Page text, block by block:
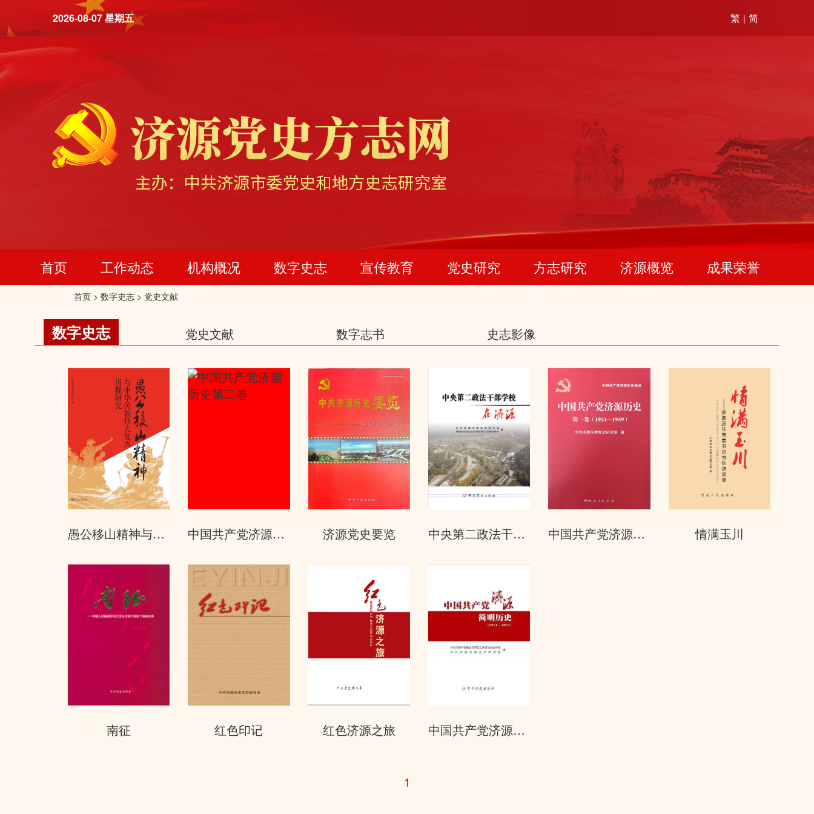
2026-08-07 星期五 繁 | 简
首页 工作动态 机构概况 数字史志 宣传教育 党史研究 方志研究 济源概览 成果荣誉
首页 > 数字史志 > 党史文献
数字史志 党史文献 数字志书 史志影像
愚公移山精神与中华民族伟大复兴历... 中国共产党济源历史第二卷 济源党史要览 中央第二政法干部学校在济源 中国共产党济源历史第一卷（1921—1... 情满玉川
南征 红色印记 红色济源之旅 中国共产党济源简史
1